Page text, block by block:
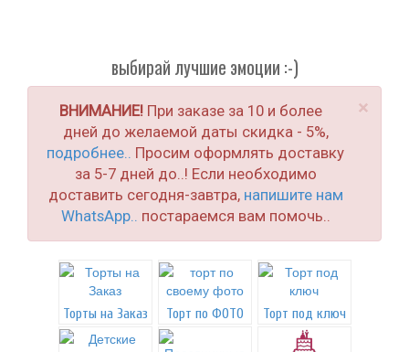
выбирай лучшие эмоции :-)
×
ВНИМАНИЕ!При заказе за 10 и более
дней до желаемой даты скидка - 5%,
подробнее.. Просим оформлять доставку
за 5-7 дней до..! Если необходимо
доставить сегодня-завтра, напишите нам
WhatsApp.. постараемся вам помочь..
Торты на Заказ Торт по ФОТО Торт под ключ